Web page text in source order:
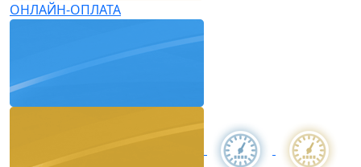
ОНЛАЙН-ОПЛАТА